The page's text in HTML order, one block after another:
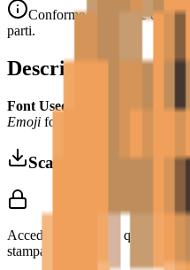
Conforme alle norme di
parti.
Descrizione
Font Used: This design is
Emoji font style, adapted into
Scarica 3MF
Accedi per scaricare questo
stampa.